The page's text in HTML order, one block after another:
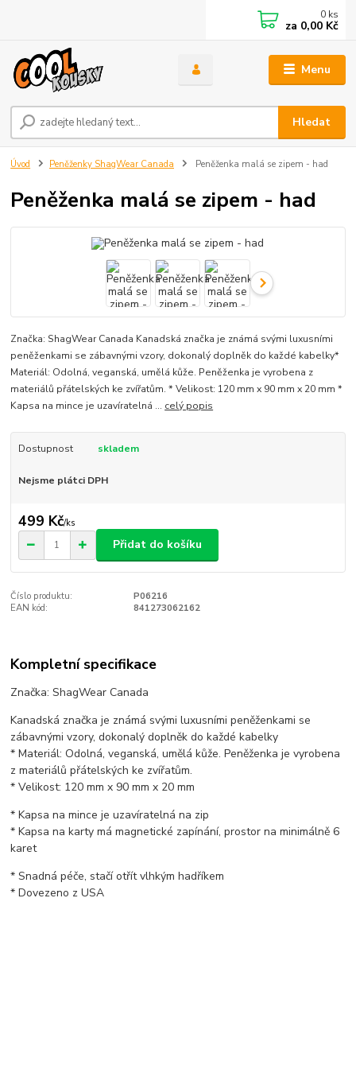
Menu
Hledat
0 ks
za 0,00 Kč
Úvod Peněženky ShagWear Canada Peněženka malá se zipem - had
Peněženka malá se zipem - had
Značka: ShagWear Canada Kanadská značka je známá svými luxusními
peněženkami se zábavnými vzory, dokonalý doplněk do každé kabelky*
Materiál: Odolná, veganská, umělá kůže. Peněženka je vyrobena z
materiálů přátelských ke zvířatům. * Velikost: 120 mm x 90 mm x 20 mm *
Kapsa na mince je uzavíratelná ... celý popis
Dostupnost skladem
Nejsme plátci DPH
499 Kč/ks
Přidat do košíku
Číslo produktu:
P06216
EAN kód:
841273062162
Kompletní specifikace
Značka: ShagWear Canada
Kanadská značka je známá svými luxusními peněženkami se
zábavnými vzory, dokonalý doplněk do každé kabelky
* Materiál: Odolná, veganská, umělá kůže. Peněženka je vyrobena
z materiálů přátelských ke zvířatům.
* Velikost: 120 mm x 90 mm x 20 mm
* Kapsa na mince je uzavíratelná na zip
* Kapsa na karty má magnetické zapínání, prostor na minimálně 6
karet
* Snadná péče, stačí otřít vlhkým hadříkem
* Dovezeno z USA